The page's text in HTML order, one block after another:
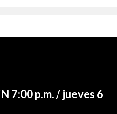
7:00 p.m. / jueves 6